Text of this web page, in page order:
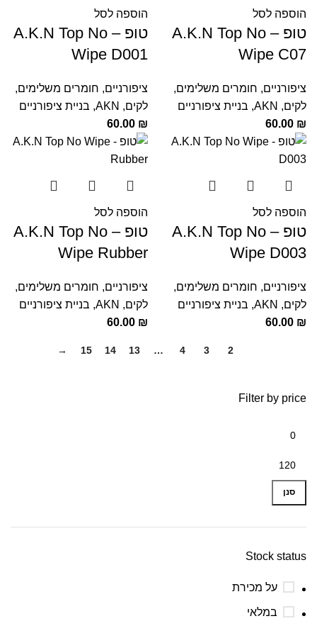
Filter by price
מחיר
מינימלי
מחיר
מקסימלי
סנן
Stock status
על מכירת
במלאי
הוספה לסל
טופ – A.K.N Top No
Wipe C07
ציפורניים, חומרים משלימים,
לקים,
AKN
, בניית ציפורניים
60.00 ₪
הוספה לסל
טופ – A.K.N Top No
Wipe D001
ציפורניים, חומרים משלימים,
לקים,
AKN
, בניית ציפורניים
60.00 ₪
הוספה לסל
טופ – A.K.N Top No
Wipe D003
ציפורניים, חומרים משלימים,
לקים,
AKN
, בניית ציפורניים
60.00 ₪
הוספה לסל
טופ – A.K.N Top No
Wipe Rubber
ציפורניים, חומרים משלימים,
לקים,
AKN
, בניית ציפורניים
60.00 ₪
2
3
4
…
13
14
15
→